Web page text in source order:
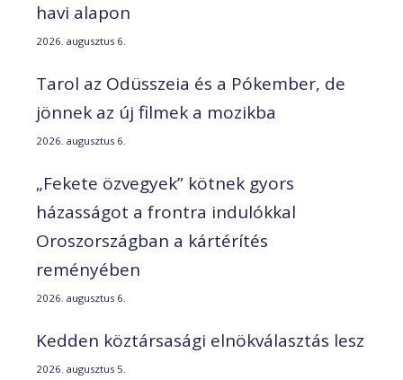
havi alapon
2026. augusztus 6.
Tarol az Odüsszeia és a Pókember, de
jönnek az új filmek a mozikba
2026. augusztus 6.
„Fekete özvegyek” kötnek gyors
házasságot a frontra indulókkal
Oroszországban a kártérítés
reményében
2026. augusztus 6.
Kedden köztársasági elnökválasztás lesz
2026. augusztus 5.